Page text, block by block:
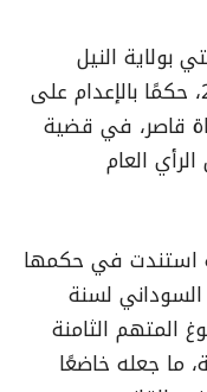
النيل
الأبيض، يوم الخميس 9 أكتوبر 2025، حكمًا بالإعدام على
قاصر، في قضية
العام
استندت في حكمها
السوداني لسنة
المتهم الثامنة
ما جعله خاضعًا